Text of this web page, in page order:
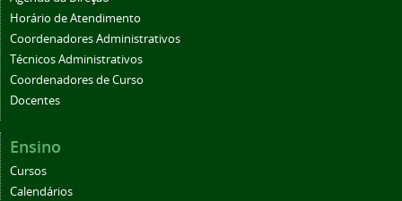
Horário de Atendimento
Coordenadores Administrativos
Técnicos Administrativos
Coordenadores de Curso
Docentes
Ensino
Cursos
Calendários